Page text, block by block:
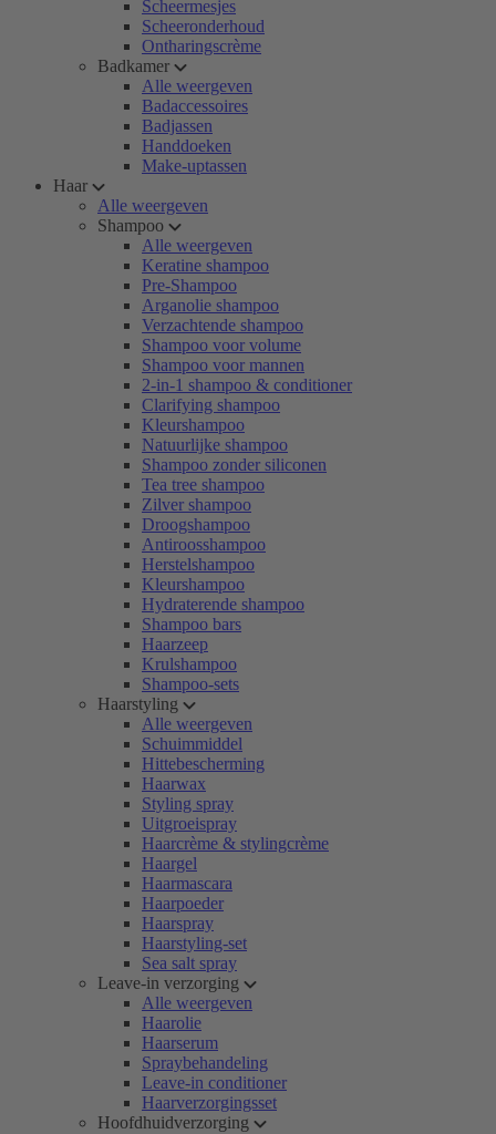
Scheermesjes
Scheeronderhoud
Ontharingscrème
Badkamer
Alle weergeven
Badaccessoires
Badjassen
Handdoeken
Make-uptassen
Haar
Alle weergeven
Shampoo
Alle weergeven
Keratine shampoo
Pre-Shampoo
Arganolie shampoo
Verzachtende shampoo
Shampoo voor volume
Shampoo voor mannen
2-in-1 shampoo & conditioner
Clarifying shampoo
Kleurshampoo
Natuurlijke shampoo
Shampoo zonder siliconen
Tea tree shampoo
Zilver shampoo
Droogshampoo
Antiroosshampoo
Herstelshampoo
Kleurshampoo
Hydraterende shampoo
Shampoo bars
Haarzeep
Krulshampoo
Shampoo-sets
Haarstyling
Alle weergeven
Schuimmiddel
Hittebescherming
Haarwax
Styling spray
Uitgroeispray
Haarcrème & stylingcrème
Haargel
Haarmascara
Haarpoeder
Haarspray
Haarstyling-set
Sea salt spray
Leave-in verzorging
Alle weergeven
Haarolie
Haarserum
Spraybehandeling
Leave-in conditioner
Haarverzorgingsset
Hoofdhuidverzorging